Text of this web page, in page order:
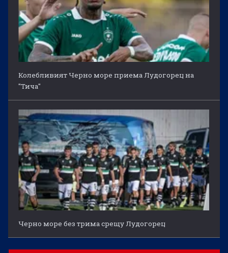
Колебливият Черно море приема Лудогорец на
"Тича"
Черно море без трима срещу Лудогорец